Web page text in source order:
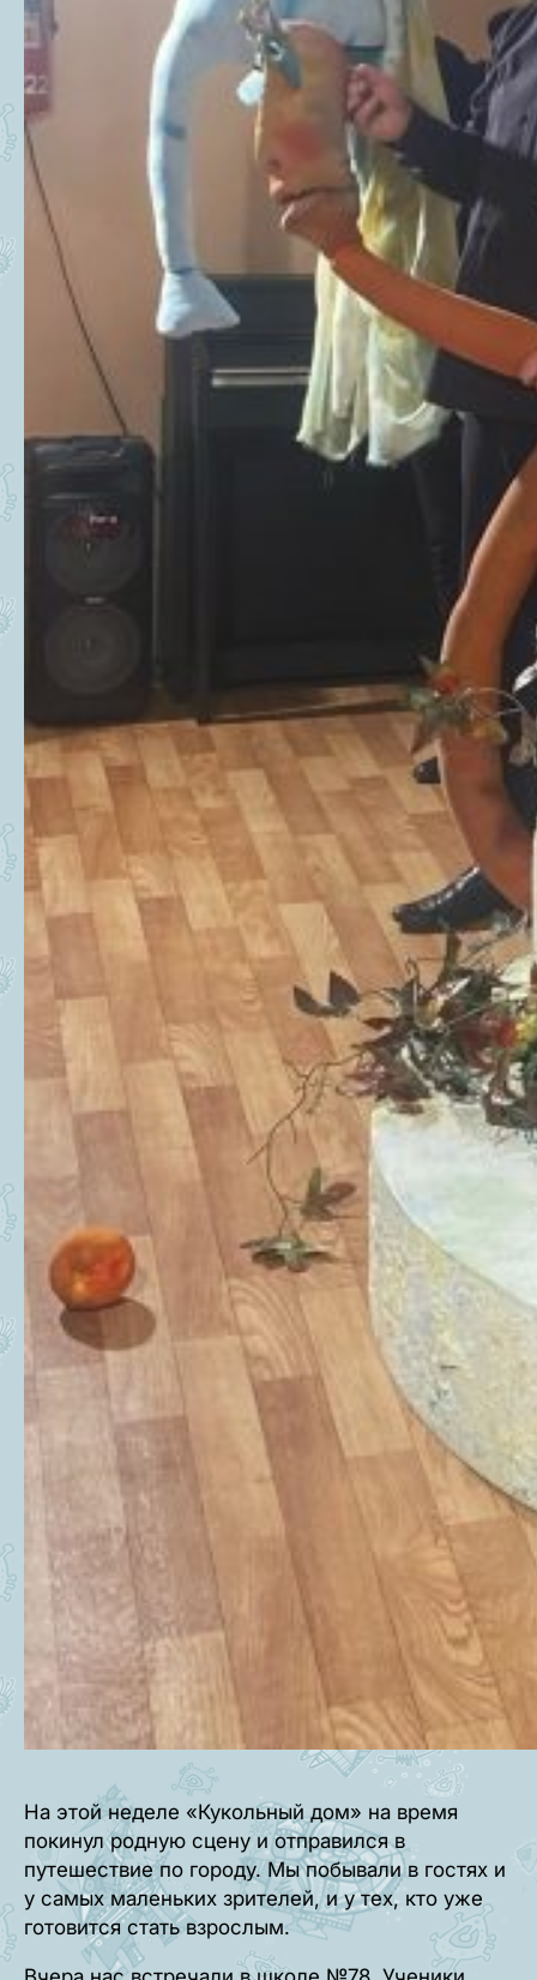
На этой неделе «Кукольный дом» на время
покинул родную сцену и отправился в
путешествие по городу. Мы побывали в гостях и
у самых маленьких зрителей, и у тех, кто уже
готовится стать взрослым.